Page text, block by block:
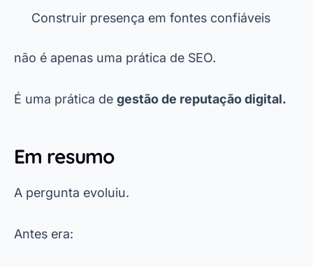
Construir presença em fontes confiáveis
não é apenas uma prática de SEO.
É uma prática de gestão de reputação digital.
Em resumo
A pergunta evoluiu.
Antes era: